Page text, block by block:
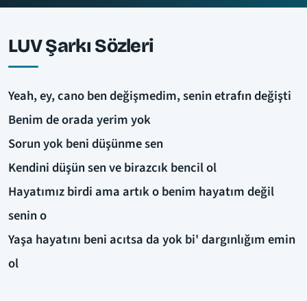
LUV Şarkı Sözleri
Yeah, ey, cano ben değişmedim, senin etrafın değişti
Benim de orada yerim yok
Sorun yok beni düşünme sen
Kendini düşün sen ve birazcık bencil ol
Hayatımız birdi ama artık o benim hayatım değil
senin o
Yaşa hayatını beni acıtsa da yok bi' dargınlığım emin
ol